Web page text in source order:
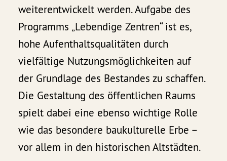
weiterentwickelt werden. Aufgabe des
Programms „Lebendige Zentren“ ist es,
hohe Aufenthaltsqualitäten durch
vielfältige Nutzungsmöglichkeiten auf
der Grundlage des Bestandes zu schaffen.
Die Gestaltung des öffentlichen Raums
spielt dabei eine ebenso wichtige Rolle
wie das besondere baukulturelle Erbe –
vor allem in den historischen Altstädten.